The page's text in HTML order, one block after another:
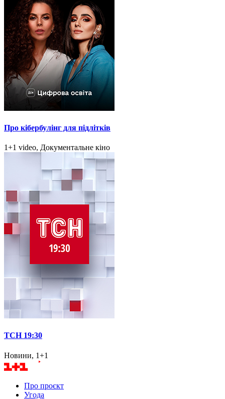
Про кібербулінг для підлітків
1+1 video, Документальне кіно
ТСН 19:30
Новини, 1+1
Про проєкт
Угода